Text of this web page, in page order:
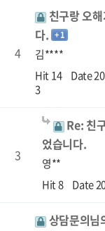
4
친구랑 오
다. + 1
김****
Hit 14 Date
3
3
Re: 친
었습니다.
영**
Hit 8 Date
상담문의님